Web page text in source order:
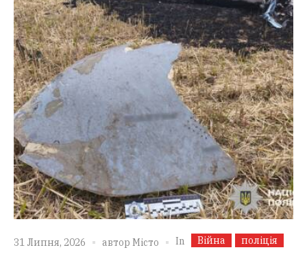
31 Липня, 2026 автор Місто In Війна поліція